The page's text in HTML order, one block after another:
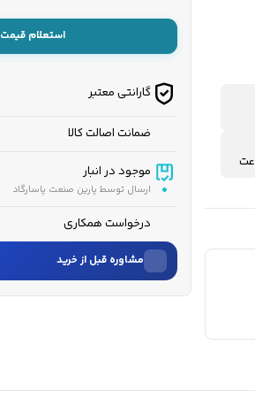
استعلام قیمت
گارانتی معتبر
ضمانت اصالت کالا
موجود در انبار
ارسال توسط پارین صنعت پاسارگاد
درخواست همکاری
مشاوره قبل از خرید
نام
شماره موبایل